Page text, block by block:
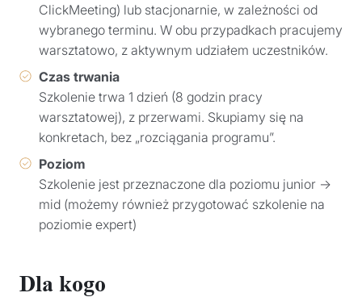
ClickMeeting) lub stacjonarnie, w zależności od
wybranego terminu. W obu przypadkach pracujemy
warsztatowo, z aktywnym udziałem uczestników.
Czas trwania
Szkolenie trwa 1 dzień (8 godzin pracy
warsztatowej), z przerwami. Skupiamy się na
konkretach, bez „rozciągania programu”.
Poziom
Szkolenie jest przeznaczone dla poziomu junior →
mid (możemy również przygotować szkolenie na
poziomie expert)
Dla kogo